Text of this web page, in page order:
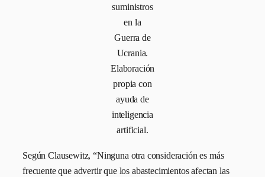
suministros
en la
Guerra de
Ucrania.
Elaboración
propia con
ayuda de
inteligencia
artificial.
Según Clausewitz, “Ninguna otra consideración es más
frecuente que advertir que los abastecimientos afectan las